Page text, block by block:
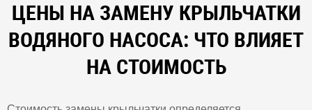
ЦЕНЫ НА ЗАМЕНУ КРЫЛЬЧАТКИ
ВОДЯНОГО НАСОСА: ЧТО ВЛИЯЕТ
НА СТОИМОСТЬ